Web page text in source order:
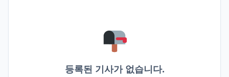
등록된 기사가 없습니다.